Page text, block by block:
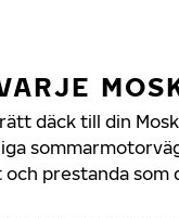
däck till din
prestanda som